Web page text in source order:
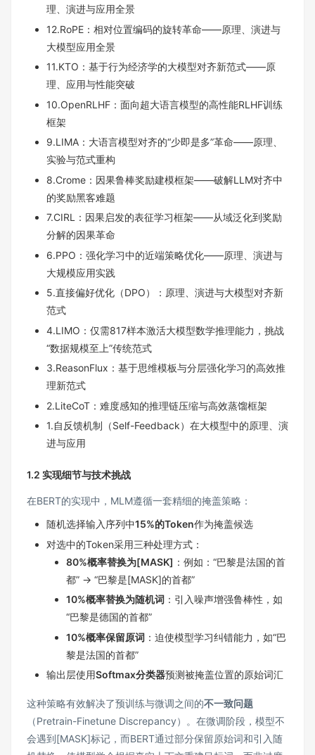
理、演进与应用全景
12.RoPE：相对位置编码的旋转革命——原理、演进与
大模型应用全景
11.KTO：基于行为经济学的大模型对齐新范式——原
理、应用与性能突破
10.OpenRLHF：面向超大语言模型的高性能RLHF训练
框架
9.LIMA：大语言模型对齐的“少即是多”革命——原理、
实验与范式重构
8.Crome：因果鲁棒奖励建模框架——破解LLM对齐中
的奖励黑客难题
7.CIRL：因果启发的表征学习框架——从域泛化到奖励
分解的因果革命
6.PPO：强化学习中的近端策略优化——原理、演进与
大规模应用实践
5.直接偏好优化（DPO）：原理、演进与大模型对齐新
范式
4.LIMO：仅需817样本激活大模型数学推理能力，挑战
“数据规模至上”传统范式
3.ReasonFlux：基于思维模板与分层强化学习的高效推
理新范式
2.LiteCoT：难度感知的推理链压缩与高效蒸馏框架
1.自反馈机制（Self-Feedback）在大模型中的原理、演
进与应用
1.2 实现细节与技术挑战
在BERT的实现中，MLM遵循一套精细的掩盖策略：
随机选择输入序列中15%的Token作为掩盖候选
对选中的Token采用三种处理方式：
80%概率替换为[MASK] ：例如：“巴黎是法国的首
都” → “巴黎是[MASK]的首都”
10%概率替换为随机词 ：引入噪声增强鲁棒性，如
“巴黎是德国的首都”
10%概率保留原词 ：迫使模型学习纠错能力，如“巴
黎是法国的首都”
输出层使用Softmax分类器预测被掩盖位置的原始词汇
这种策略有效解决了预训练与微调之间的不一致问题
（Pretrain-Finetune Discrepancy）。在微调阶段，模型不
会遇到[MASK]标记，而BERT通过部分保留原始词和引入随